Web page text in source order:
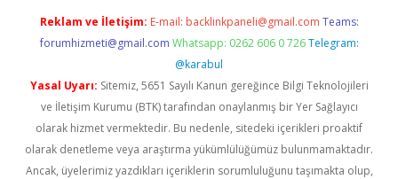
Reklam ve İletişim: E-mail: backlinkpaneli@gmail.com Teams:
forumhizmeti@gmail.com Whatsapp: 0262 606 0 726 Telegram:
@karabul
Yasal Uyarı: Sitemiz, 5651 Sayılı Kanun gereğince Bilgi Teknolojileri
ve İletişim Kurumu (BTK) tarafından onaylanmış bir Yer Sağlayıcı
olarak hizmet vermektedir. Bu nedenle, sitedeki içerikleri proaktif
olarak denetleme veya araştırma yükümlülüğümüz bulunmamaktadır.
Ancak, üyelerimiz yazdıkları içeriklerin sorumluluğunu taşımakta olup,